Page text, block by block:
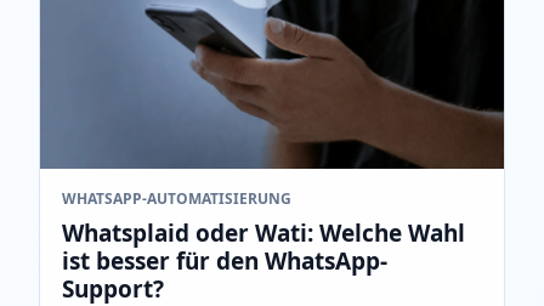
WHATSAPP‑AUTOMATISIERUNG
Whatsplaid oder Wati: Welche Wahl
ist besser für den WhatsApp-
Support?